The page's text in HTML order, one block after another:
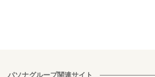
パソナグループ関連サイト